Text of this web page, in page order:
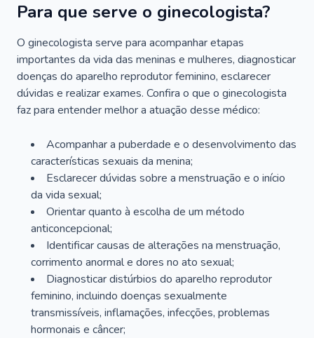
Para que serve o ginecologista?
O ginecologista serve para acompanhar etapas
importantes da vida das meninas e mulheres, diagnosticar
doenças do aparelho reprodutor feminino, esclarecer
dúvidas e realizar exames. Confira o que o ginecologista
faz para entender melhor a atuação desse médico:
Acompanhar a puberdade e o desenvolvimento das
características sexuais da menina;
Esclarecer dúvidas sobre a menstruação e o início
da vida sexual;
Orientar quanto à escolha de um método
anticoncepcional;
Identificar causas de alterações na menstruação,
corrimento anormal e dores no ato sexual;
Diagnosticar distúrbios do aparelho reprodutor
feminino, incluindo doenças sexualmente
transmissíveis, inflamações, infecções, problemas
hormonais e câncer;